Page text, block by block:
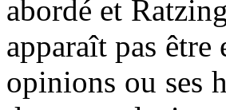
abordé et
apparaît pas être
opinions ou ses